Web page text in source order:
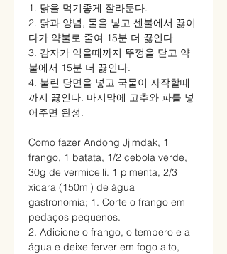
1. 닭을 먹기좋게 잘라둔다.
2. 닭과 양념, 물을 넣고 센불에서 끓이
다가 약불로 줄여 15분 더 끓인다
3. 감자가 익을때까지 뚜껑을 닫고 약
불에서 15분 더 끓인다.
4. 불린 당면을 넣고 국물이 자작할때
까지 끓인다. 마지막에 고추와 파를 넣
어주면 완성.
Como fazer Andong Jjimdak, 1
frango, 1 batata, 1/2 cebola verde,
30g de vermicelli. 1 pimenta, 2/3
xícara (150ml) de água
gastronomia; 1. Corte o frango em
pedaços pequenos.
2. Adicione o frango, o tempero e a
água e deixe ferver em fogo alto,